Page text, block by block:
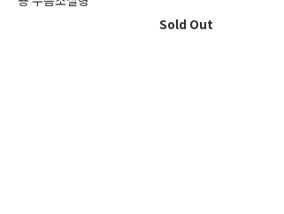
Sold Out